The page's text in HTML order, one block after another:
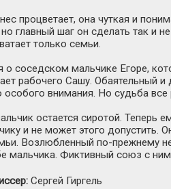
процветает, она чуткая и
шаг он сделать так и
только семьи.
соседском мальчике Егоре,
рабочего Сашу. Обаятельный
внимания. Но судьба
остается сиротой. Теперь
и не может этого допустить.
Возлюбленный по-прежнему
мальчика. Фиктивный союз с
Сергей Гиргель